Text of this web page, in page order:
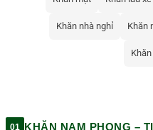
Khăn nhà nghỉ Khăn
01 KHĂN NAM PHONG –